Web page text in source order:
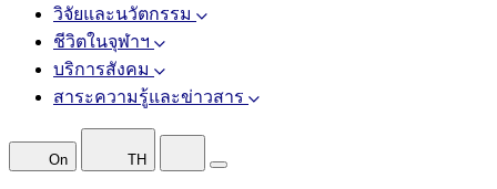
วิจัยและนวัตกรรม
ชีวิตในจุฬาฯ
บริการสังคม
สาระความรู้และข่าวสาร
On TH